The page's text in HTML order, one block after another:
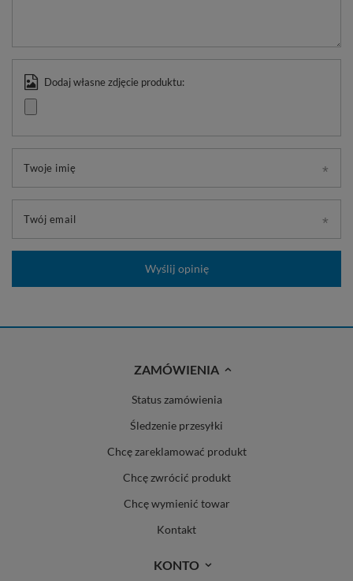
Dodaj własne zdjęcie produktu:
Twoje imię
Twój email
Wyślij opinię
ZAMÓWIENIA
Status zamówienia
Śledzenie przesyłki
Chcę zareklamować produkt
Chcę zwrócić produkt
Chcę wymienić towar
Kontakt
KONTO